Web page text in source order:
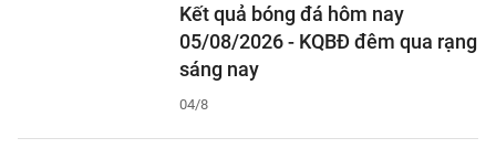
Kết quả bóng đá hôm nay
05/08/2026 - KQBĐ đêm qua rạng
sáng nay
04/8